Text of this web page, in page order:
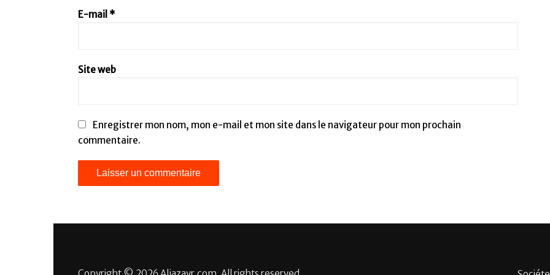
E-mail *
Site web
Enregistrer mon nom, mon e-mail et mon site dans le navigateur pour mon prochain
commentaire.